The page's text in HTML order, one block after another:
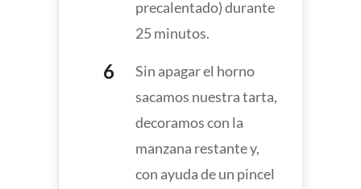
precalentado) durante
25 minutos.
Sin apagar el horno
sacamos nuestra tarta,
decoramos con la
manzana restante y,
con ayuda de un pincel